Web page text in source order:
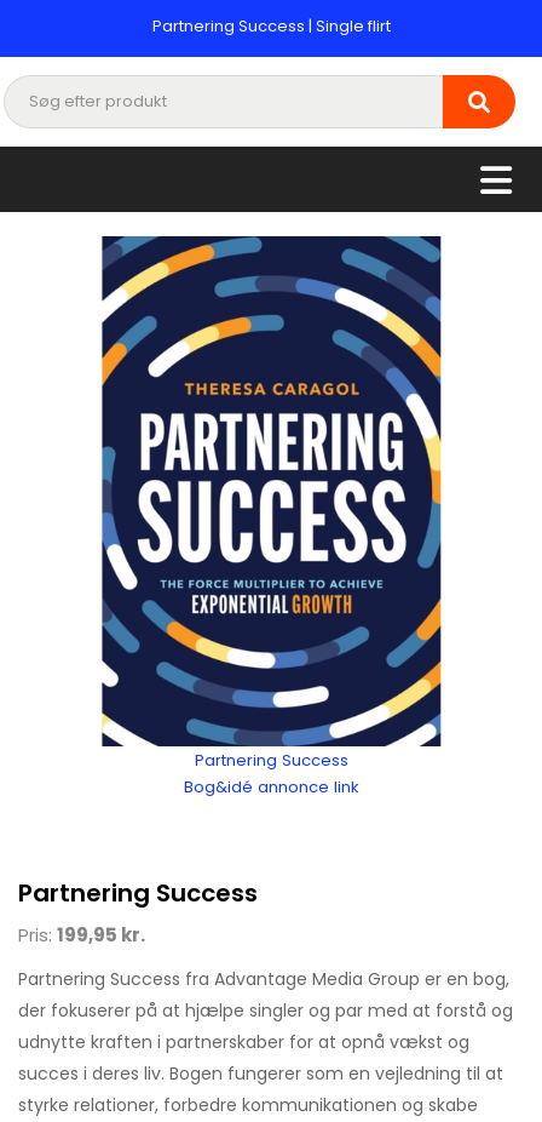
Partnering Success | Single flirt
Partnering Success
Bog&idé annonce link
Partnering Success
Pris: 199,95 kr.
Partnering Success fra Advantage Media Group er en bog,
der fokuserer på at hjælpe singler og par med at forstå og
udnytte kraften i partnerskaber for at opnå vækst og
succes i deres liv. Bogen fungerer som en vejledning til at
styrke relationer, forbedre kommunikationen og skabe